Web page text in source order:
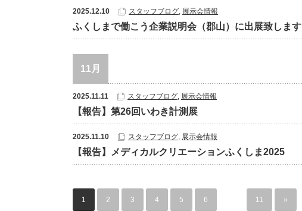
2025.12.10 スタッフブログ, 展示会情報
ふくしまで働こう企業説明会（郡山）に出展致します
11月
2025.11.11 スタッフブログ, 展示会情報
【報告】第26回いわき計測展
2025.11.10 スタッフブログ, 展示会情報
【報告】メディカルクリエーションふくしま2025
1 2 3 4 5 6 11 »